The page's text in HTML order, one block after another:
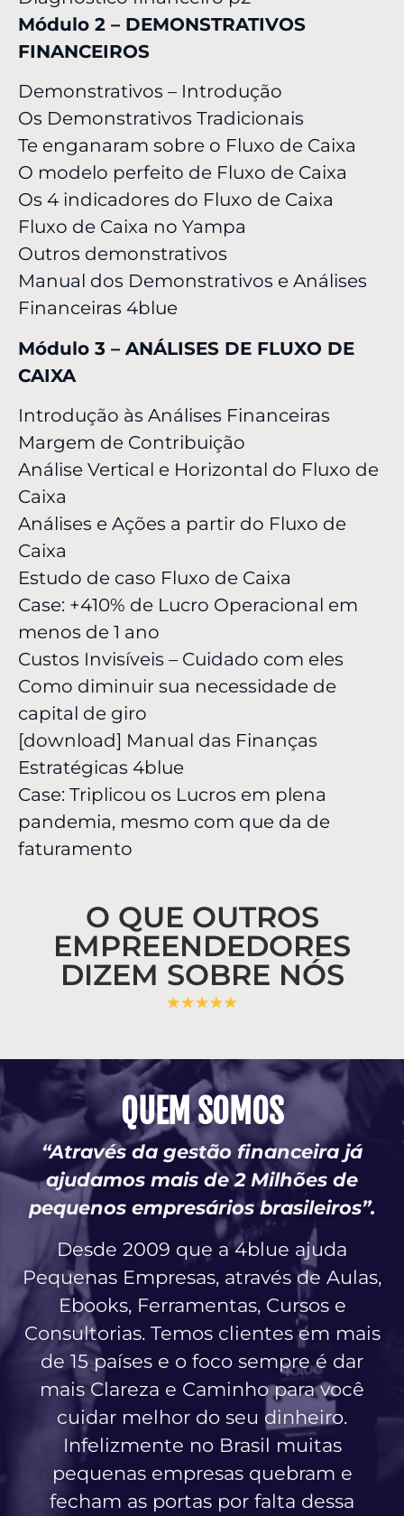
Módulo 2 – DEMONSTRATIVOS
FINANCEIROS
Demonstrativos – Introdução
Os Demonstrativos Tradicionais
Te enganaram sobre o Fluxo de Caixa
O modelo perfeito de Fluxo de Caixa
Os 4 indicadores do Fluxo de Caixa
Fluxo de Caixa no Yampa
Outros demonstrativos
Manual dos Demonstrativos e Análises
Financeiras 4blue
Módulo 3 – ANÁLISES DE FLUXO DE
CAIXA
Introdução às Análises Financeiras
Margem de Contribuição
Análise Vertical e Horizontal do Fluxo de
Caixa
Análises e Ações a partir do Fluxo de
Caixa
Estudo de caso Fluxo de Caixa
Case: +410% de Lucro Operacional em
menos de 1 ano
Custos Invisíveis – Cuidado com eles
Como diminuir sua necessidade de
capital de giro
[download] Manual das Finanças
Estratégicas 4blue
Case: Triplicou os Lucros em plena
pandemia, mesmo com que da de
faturamento
O QUE OUTROS
EMPREENDEDORES
DIZEM SOBRE NÓS
QUEM SOMOS
“Através da gestão financeira já
ajudamos mais de 2 Milhões de
pequenos empresários brasileiros”.
Desde 2009 que a 4blue ajuda
Pequenas Empresas, através de Aulas,
Ebooks, Ferramentas, Cursos e
Consultorias. Temos clientes em mais
de 15 países e o foco sempre é dar
mais Clareza e Caminho para você
cuidar melhor do seu dinheiro.
Infelizmente no Brasil muitas
pequenas empresas quebram e
fecham as portas por falta dessa